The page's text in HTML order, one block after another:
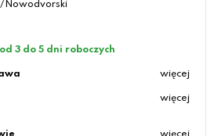
Nowodvorski
3 do 5 dni roboczych
więcej
więcej